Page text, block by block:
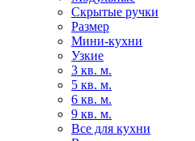
Скрытые ручки
Размер
Мини-кухни
Узкие
3 кв. м.
5 кв. м.
6 кв. м.
9 кв. м.
Все для кухни